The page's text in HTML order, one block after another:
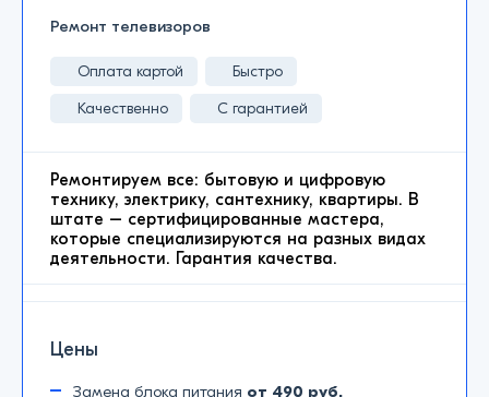
Ремонт телевизоров
Оплата картой
Быстро
Качественно
С гарантией
Ремонтируем все: бытовую и цифровую
технику, электрику, сантехнику, квартиры. В
штате – сертифицированные мастера,
которые специализируются на разных видах
деятельности. Гарантия качества.
Цены
Замена блока питания от 490 руб.